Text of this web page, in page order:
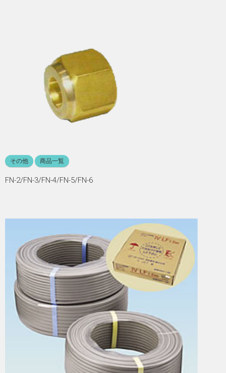
その他 商品一覧
FN-2/FN-3/FN-4/FN-5/FN-6